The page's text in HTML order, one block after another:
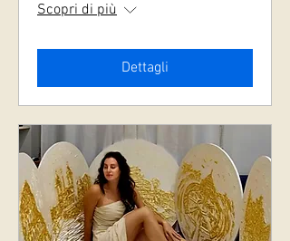
Scopri di più
Dettagli